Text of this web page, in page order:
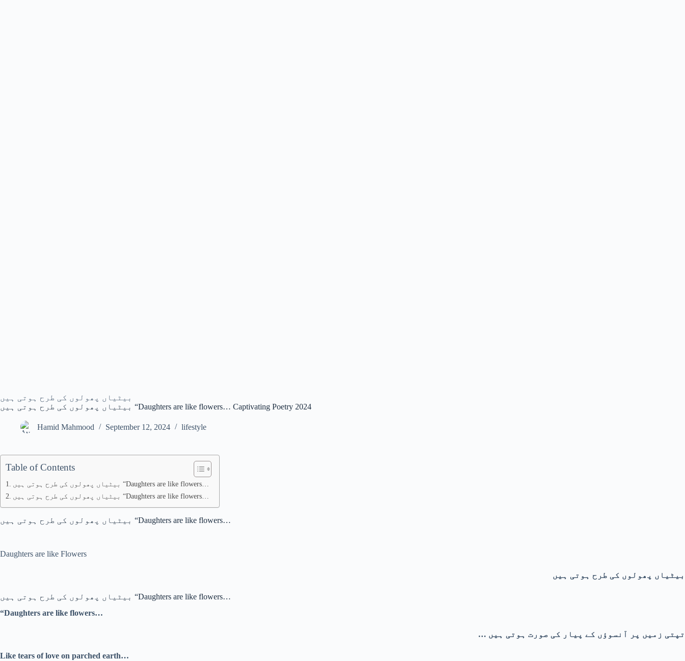
بیٹیاں پھولوں کی طرح ہوتی ہیں
بیٹیاں پھولوں کی طرح ہوتی ہیں “Daughters are like flowers… Captivating Poetry 2024
Hamid Mahmood September 12, 2024 lifestyle
Table of Contents
بیٹیاں پھولوں کی طرح ہوتی ہیں “Daughters are like flowers…
بیٹیاں پھولوں کی طرح ہوتی ہیں “Daughters are like flowers…
بیٹیاں پھولوں کی طرح ہوتی ہیں “Daughters are like flowers…
Daughters are like Flowers
بیٹیاں پھولوں کی طرح ہوتی ہیں
بیٹیاں پھولوں کی طرح ہوتی ہیں “Daughters are like flowers…
“Daughters are like flowers…
… تپتی زمیں پر آنسوؤں کے پیار کی صورت ہوتی ہیں
Like tears of love on parched earth…